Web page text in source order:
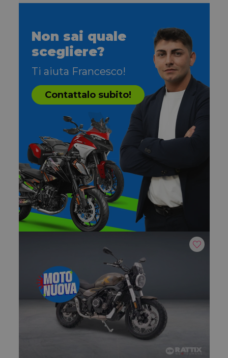
Non sai quale
scegliere?
Ti aiuta Francesco!
Contattalo subito!